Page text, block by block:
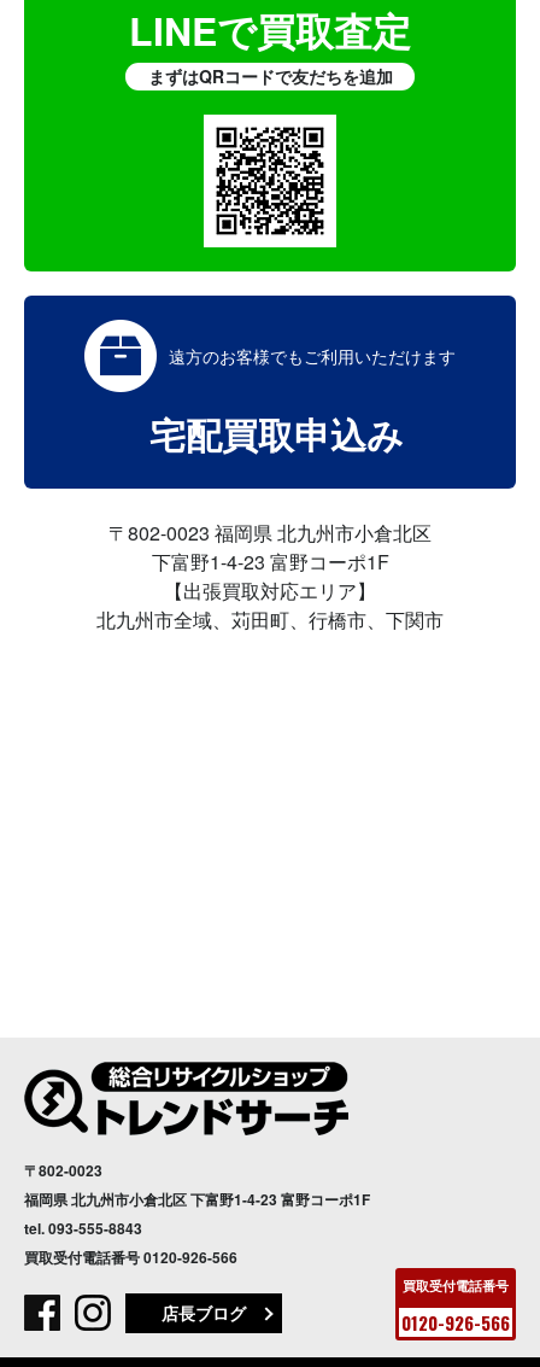
買取受付電話番号
0120-926-566
LINEで買取査定
まずはQRコードで友だちを追加
遠方のお客様でもご利用いただけます
宅配買取申込み
〒802-0023 福岡県 北九州市小倉北区
下富野1-4-23 富野コーポ1F
【出張買取対応エリア】
北九州市全域、苅田町、行橋市、下関市
〒802-0023
福岡県 北九州市小倉北区 下富野1-4-23 富野コーポ1F
tel.093-555-8843
買取受付電話番号0120-926-566
店長ブログ